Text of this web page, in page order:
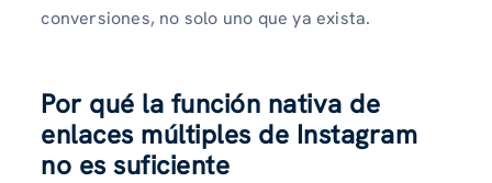
conversiones, no solo uno que ya exista.
Por qué la función nativa de
enlaces múltiples de Instagram
no es suficiente